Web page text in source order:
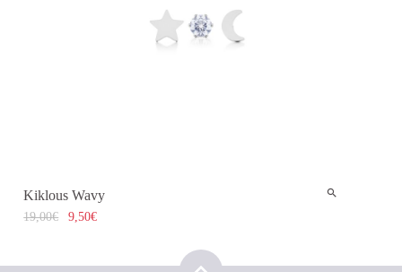
Kiklous Wavy
19,00€ 9,50€